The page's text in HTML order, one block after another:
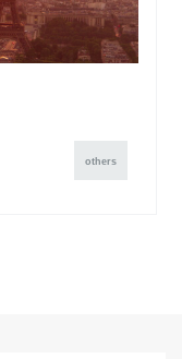
others